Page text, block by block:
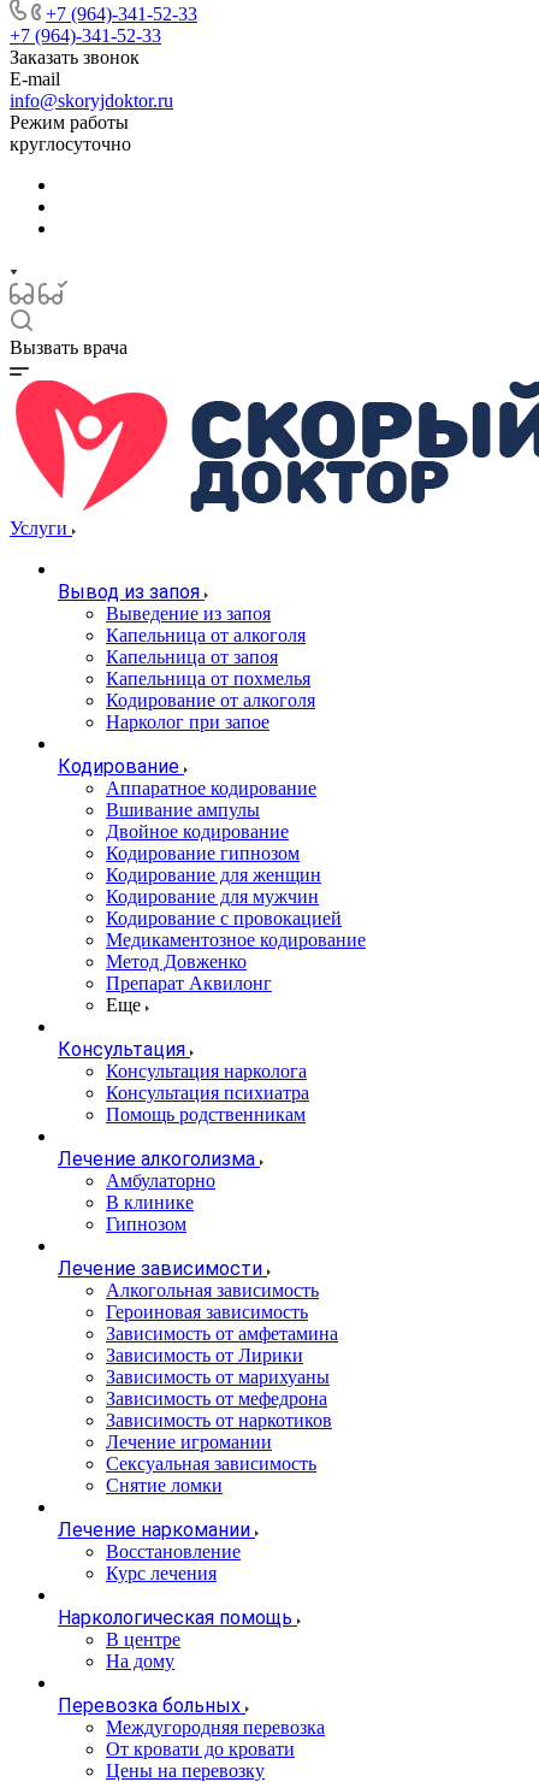
+7 (964)-341-52-33
+7 (964)-341-52-33
Заказать звонок
E-mail
info@skoryjdoktor.ru
Режим работы
круглосуточно
Вызвать врача
Услуги
Вывод из запоя
Выведение из запоя
Капельница от алкоголя
Капельница от запоя
Капельница от похмелья
Кодирование от алкоголя
Нарколог при запое
Кодирование
Аппаратное кодирование
Вшивание ампулы
Двойное кодирование
Кодирование гипнозом
Кодирование для женщин
Кодирование для мужчин
Кодирование с провокацией
Медикаментозное кодирование
Метод Довженко
Препарат Аквилонг
Еще
Консультация
Консультация нарколога
Консультация психиатра
Помощь родственникам
Лечение алкоголизма
Амбулаторно
В клинике
Гипнозом
Лечение зависимости
Алкогольная зависимость
Героиновая зависимость
Зависимость от амфетамина
Зависимость от Лирики
Зависимость от марихуаны
Зависимость от мефедрона
Зависимость от наркотиков
Лечение игромании
Сексуальная зависимость
Снятие ломки
Лечение наркомании
Восстановление
Курс лечения
Наркологическая помощь
В центре
На дому
Перевозка больных
Междугородняя перевозка
От кровати до кровати
Цены на перевозку